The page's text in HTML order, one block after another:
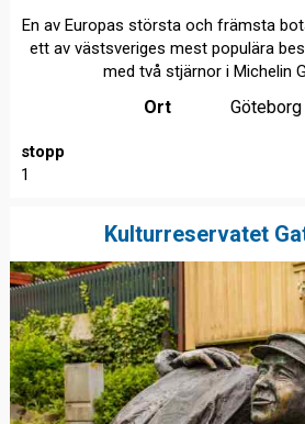
En av Europas största och främsta
ett av västsveriges mest populära
med två stjärnor i Michelin
Ort Göteborg
stopp
1
Kulturreservatet